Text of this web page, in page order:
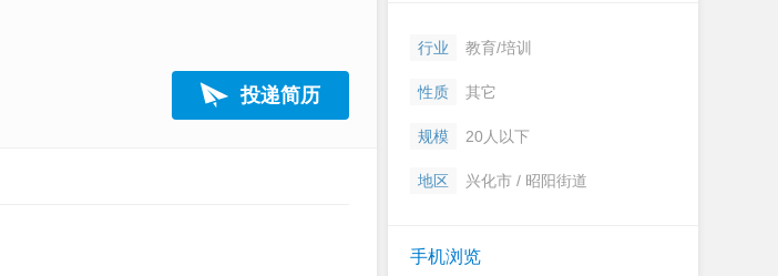
投递简历
行业 教育/培训
性质 其它
规模 20人以下
地区 兴化市 / 昭阳街道
手机浏览